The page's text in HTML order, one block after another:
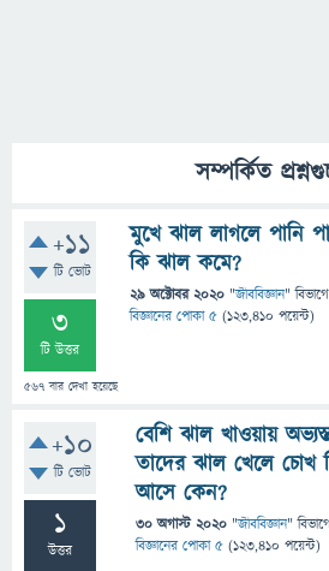
সম্পর্কিত
+11
টি ভোট
3
টি উত্তর
567 বার দেখা হয়েছে
মুখে ঝাল লাগলে পানি
কি ঝাল কমে?
29 অক্টোবর 2020 "জীববিজ্ঞান" বিভাগে
বিজ্ঞানের পোকা ৫ (123,410 পয়েন্ট)
+10
টি ভোট
1
উত্তর
বেশি ঝাল খাওয়ায়
তাদের ঝাল খেলে চোখ
আসে কেন?
30 অগাস্ট 2020 "জীববিজ্ঞান"
বিজ্ঞানের পোকা ৫ (123,410 পয়েন্ট)